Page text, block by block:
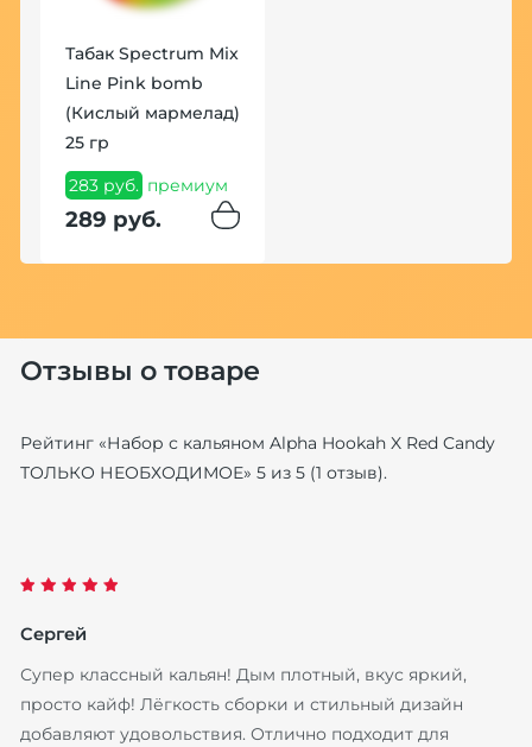
Табак Spectrum Mix
Line Pink bomb
(Кислый мармелад)
25 гр
283 руб. премиум
289 руб.
Отзывы о товаре
Рейтинг «Набор с кальяном Alpha Hookah X Red Candy
ТОЛЬКО НЕОБХОДИМОЕ» 5из 5(1 отзыв).
Сергей
Супер классный кальян! Дым плотный, вкус яркий,
просто кайф! Лёгкость сборки и стильный дизайн
добавляют удовольствия. Отлично подходит для